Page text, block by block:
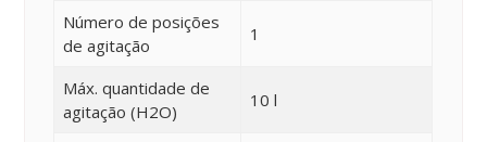
Número de posições
de agitação
1
Máx. quantidade de
agitação (H2O)
10 l